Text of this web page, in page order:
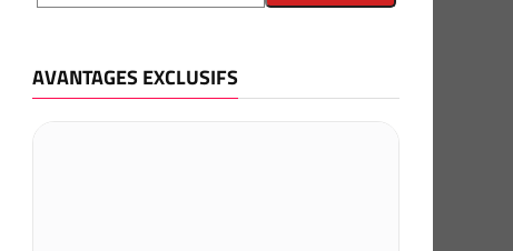
AVANTAGES EXCLUSIFS